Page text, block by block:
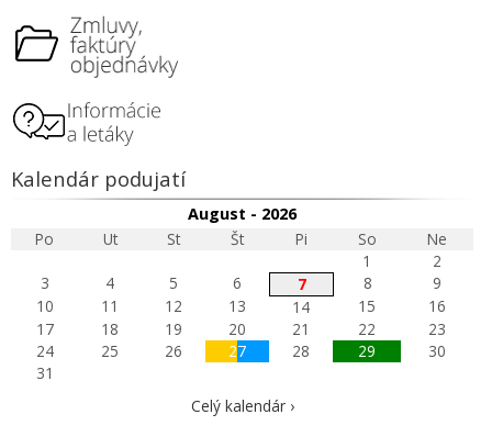
Kalendár podujatí
August - 2026
Po
Ut St Št Pi So
Ne
1
2
3
4 5 6 7 8
9
10
11 12 13 14 15
16
17
18 19 20 21 22
23
24
25 26 27 28 29
30
31
Celý kalendár ›